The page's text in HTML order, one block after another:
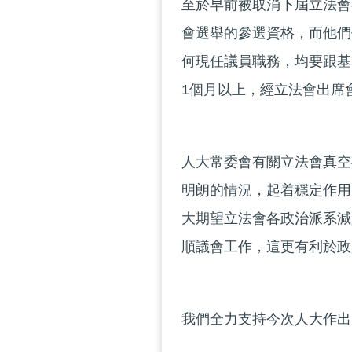
至於早前被取消下屆立法
會選舉的參選資格，而他
何現任議員職務，均要跟
1個月以上，經立法會出席
人大常委會有關立法會真
明朗的情況，起着穩定作
大期望立法會各政治派系
順議會工作，這更有利於
我們全力支持今次人大作